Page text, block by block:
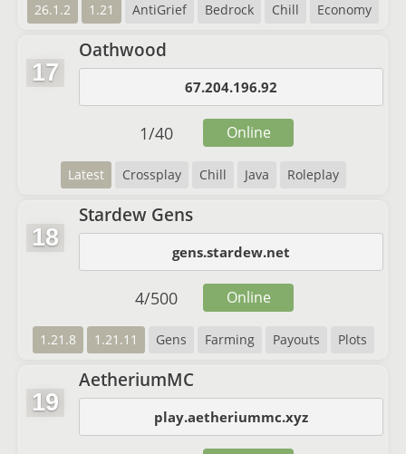
26.1.2 1.21 AntiGrief Bedrock Chill Economy
17
Oathwood
67.204.196.92
Latest Crossplay Chill Java Roleplay
1/40 Online
18
Stardew Gens
gens.stardew.net
1.21.8 1.21.11 Gens Farming Payouts Plots
4/500 Online
19
AetheriumMC
play.aetheriummc.xyz